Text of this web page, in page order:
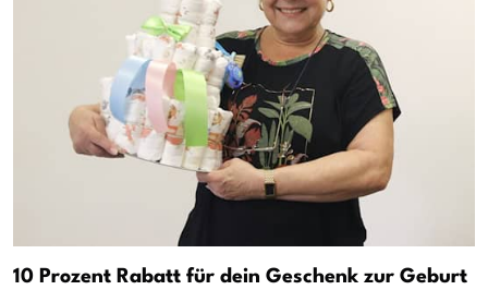
10 Prozent Rabatt für dein Geschenk zur Geburt